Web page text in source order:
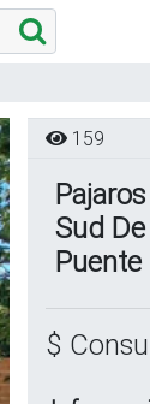
159
Sud De
Puente
$